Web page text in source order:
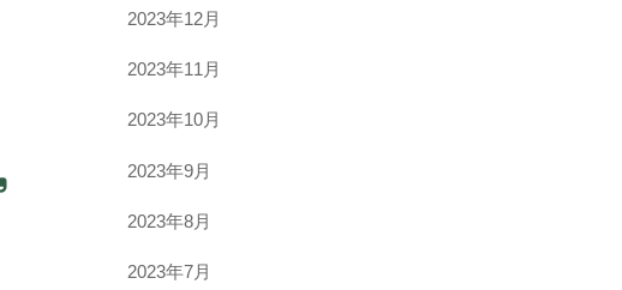
2023年12月
2023年11月
2023年10月
2023年9月
2023年8月
2023年7月